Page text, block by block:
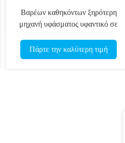
Βαρέων καθηκόντων ξηρότερη
μηχανή υφάσματος υφαντικό σε
Πάρτε την καλύτερη τιμή